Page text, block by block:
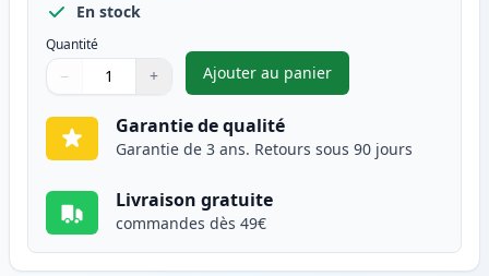
En stock
Quantité
Quantité
Utilisez les boutons pour ajuster
− +
Quantité
Ajouter au panier
,Canon 718 (2659B002AA)
Garantie de qualité
Garantie de 3 ans. Retours sous 90 jours
Livraison gratuite
commandes dès 49€